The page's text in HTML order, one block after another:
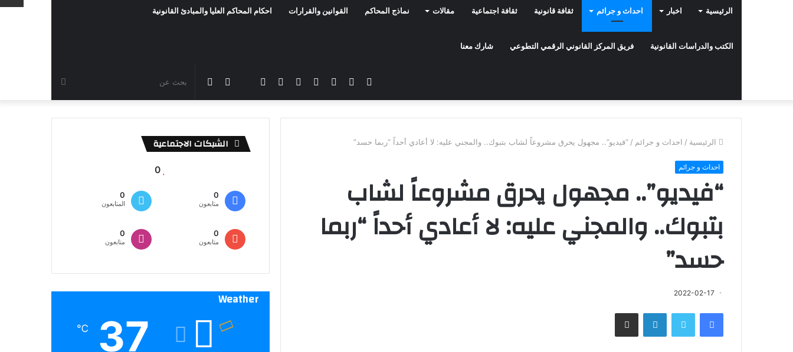
الرئيسية اخبار احداث و جرائم ثقافة قانونية ثقافة اجتماعية مقالات نماذج المحاكم القوانين والقرارات احكام المحاكم العليا والمبادئ القانونية
الكتب والدراسات القانونية فريق المركز القانوني الرقمي التطوعي شارك معنا
عن
الوضع
المظلم
مقال
عشوائي
سناب
شات
تيلقرام سناب
تشات
انستقرام يوتيوب تويترفيسبوك
الرئيسية / احداث و جرائم / “فيديو”.. مجهول يحرق مشروعاً لشاب بتبوك.. والمجني عليه: لا أعادي أحداً “ربما حسد”
احداث و جرائم
“فيديو”.. مجهول يحرق مشروعاً لشاب
بتبوك.. والمجني عليه: لا أعادي أحداً “ربما
حسد”
2022-02-17
فيسبوك تويتر لينكدإن مشاركة عبر البريد
الشبكات الاجتماعية
0
0
متابعون
0
المتابعون
0
متابعون
0
متابعون
Weather
37
℃